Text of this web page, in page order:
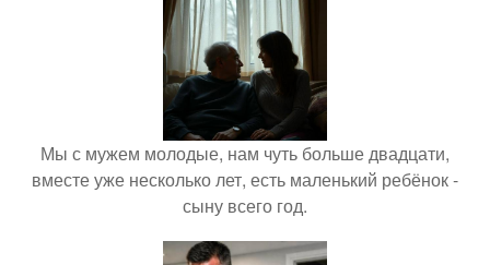
Мы с мужем молодые, нам чуть больше двадцати,
вместе уже несколько лет, есть маленький ребёнок -
сыну всего год.